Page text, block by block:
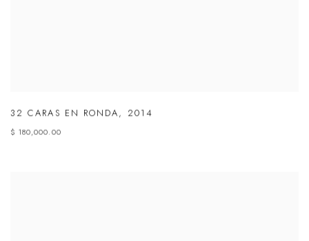
32 CARAS EN RONDA, 2014
$ 180,000.00